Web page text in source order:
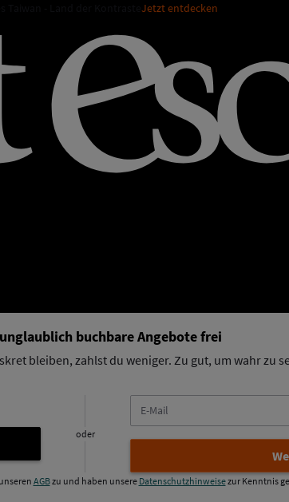
Jetzt entdecken
buchbare Angebote frei
bleiben, zahlst du weniger. Zu gut, um wahr zu
Mail
oder
AGBzu und haben unsere Datenschutzhinweisezur Kenntnis